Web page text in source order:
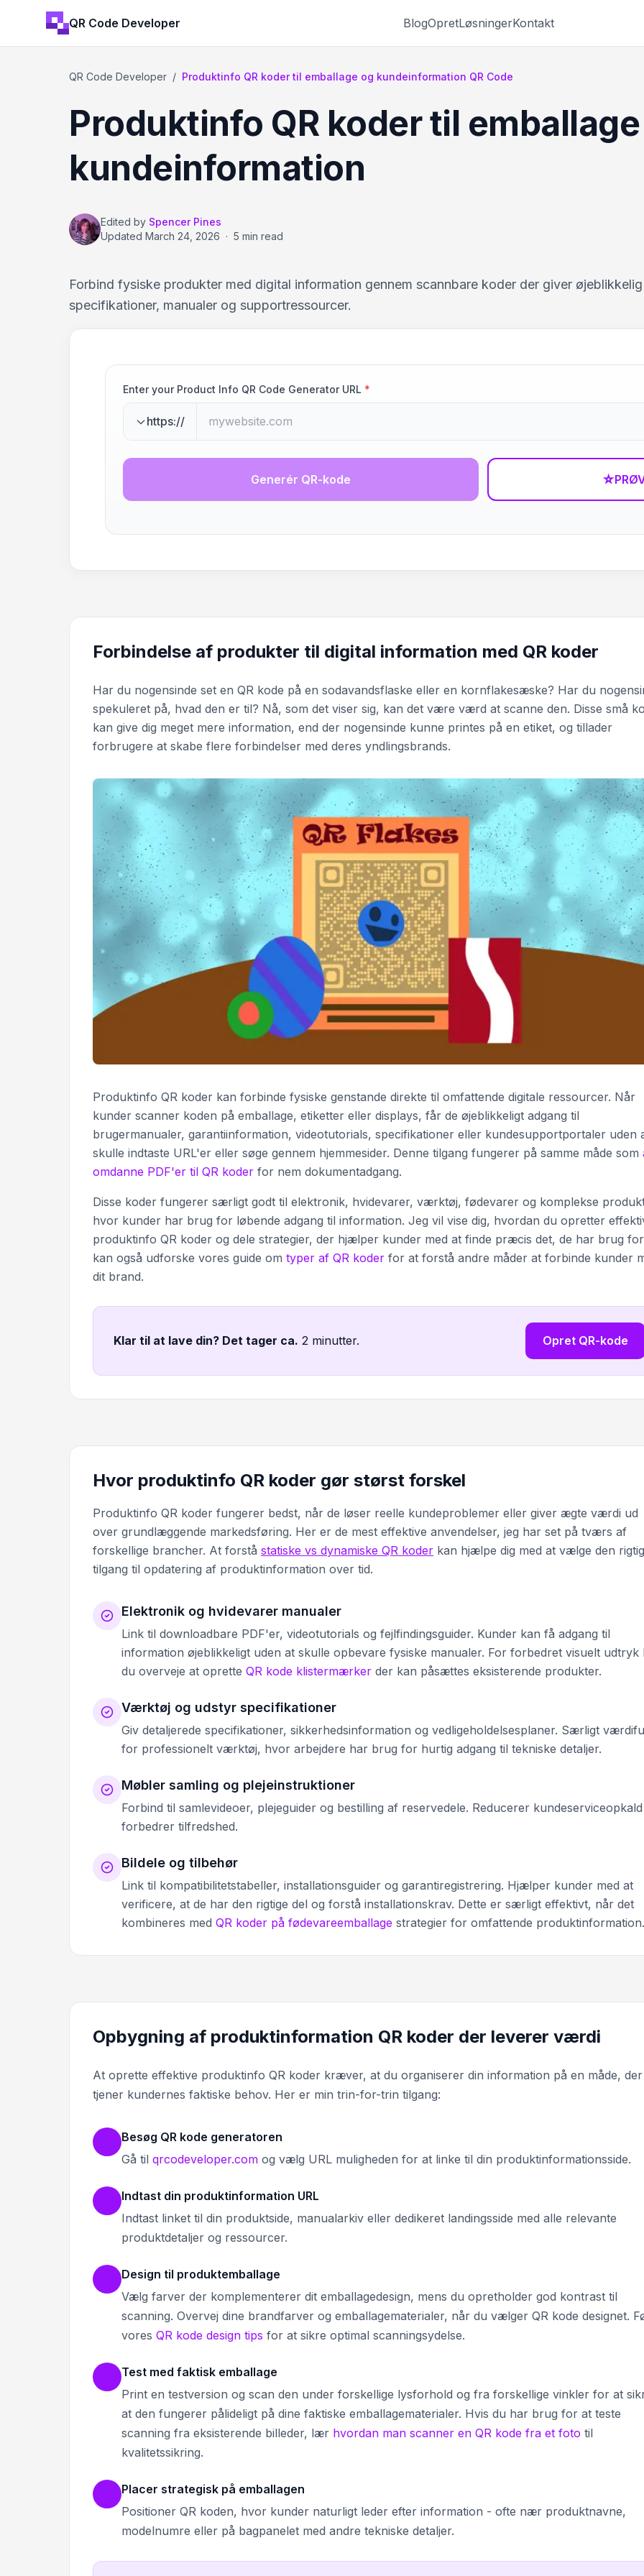
QR Code Developer BlogOpretLøsningerKontakt
QR Code Developer / Produktinfo QR koder til emballage og kundeinformation QR Code
Produktinfo QR koder til
kundeinformation
Edited by Spencer Pines
Updated March 24, 2026 · 5 min read
Forbind fysiske produkter med digital information gennem scannbare koder der giver
specifikationer, manualer og supportressourcer.
Enter your Product Info QR Code Generator URL *
https://
Generér QR-kode ☆
Forbindelse af produkter til digital information med QR koder
Har du nogensinde set en QR kode på en sodavandsflaske eller en kornflakesæske? Har du
spekuleret på, hvad den er til? Nå, som det viser sig, kan det være værd at scanne den. Disse små
kan give dig meget mere information, end der nogensinde kunne printes på en etiket, og tillader
forbrugere at skabe flere forbindelser med deres yndlingsbrands.
Produktinfo QR koder kan forbinde fysiske genstande direkte til omfattende digitale ressourcer. Når
kunder scanner koden på emballage, etiketter eller displays, får de øjeblikkeligt adgang til
brugermanualer, garantiinformation, videotutorials, specifikationer eller kundesupportportaler uden
skulle indtaste URL'er eller søge gennem hjemmesider. Denne tilgang fungerer på samme måde som
omdanne PDF'er til QR koder for nem dokumentadgang.
Disse koder fungerer særligt godt til elektronik, hvidevarer, værktøj, fødevarer og komplekse
hvor kunder har brug for løbende adgang til information. Jeg vil vise dig, hvordan du opretter
produktinfo QR koder og dele strategier, der hjælper kunder med at finde præcis det, de har brug
kan også udforske vores guide om typer af QR koder for at forstå andre måder at forbinde kunder
dit brand.
Klar til at lave din? Det tager ca. 2 minutter. Opret QR-kode
Hvor produktinfo QR koder gør størst forskel
Produktinfo QR koder fungerer bedst, når de løser reelle kundeproblemer eller giver ægte værdi ud
over grundlæggende markedsføring. Her er de mest effektive anvendelser, jeg har set på tværs af
forskellige brancher. At forstå statiske vs dynamiske QR koder kan hjælpe dig med at vælge den
tilgang til opdatering af produktinformation over tid.
Elektronik og hvidevarer manualer
Link til downloadbare PDF'er, videotutorials og fejlfindingsguider. Kunder kan få adgang til
information øjeblikkeligt uden at skulle opbevare fysiske manualer. For forbedret visuelt udtryk
du overveje at oprette QR kode klistermærker der kan påsættes eksisterende produkter.
Værktøj og udstyr specifikationer
Giv detaljerede specifikationer, sikkerhedsinformation og vedligeholdelsesplaner. Særligt
for professionelt værktøj, hvor arbejdere har brug for hurtig adgang til tekniske detaljer.
Møbler samling og plejeinstruktioner
Forbind til samlevideoer, plejeguider og bestilling af reservedele. Reducerer
forbedrer tilfredshed.
Bildele og tilbehør
Link til kompatibilitetstabeller, installationsguider og garantiregistrering. Hjælper kunder med at
verificere, at de har den rigtige del og forstå installationskrav. Dette er særligt effektivt, når det
kombineres med QR koder på fødevareemballage strategier for omfattende produktinformation.
Opbygning af produktinformation QR koder der leverer værdi
At oprette effektive produktinfo QR koder kræver, at du organiserer din information på en måde, der
tjener kundernes faktiske behov. Her er min trin-for-trin tilgang:
Besøg QR kode generatoren
Gå til qrcodeveloper.com og vælg URL muligheden for at linke til din produktinformationsside.
Indtast din produktinformation URL
Indtast linket til din produktside, manualarkiv eller dedikeret landingsside med alle relevante
produktdetaljer og ressourcer.
Design til produktemballage
Vælg farver der komplementerer dit emballagedesign, mens du opretholder god kontrast til
scanning. Overvej dine brandfarver og emballagematerialer, når du vælger QR kode designet.
vores QR kode design tips for at sikre optimal scanningsydelse.
Test med faktisk emballage
Print en testversion og scan den under forskellige lysforhold og fra forskellige vinkler for at
at den fungerer pålideligt på dine faktiske emballagematerialer. Hvis du har brug for at teste
scanning fra eksisterende billeder, lær hvordan man scanner en QR kode fra et foto til
kvalitetssikring.
Placer strategisk på emballagen
Positioner QR koden, hvor kunder naturligt leder efter information - ofte nær produktnavne,
modelnumre eller på bagpanelet med andre tekniske detaljer.